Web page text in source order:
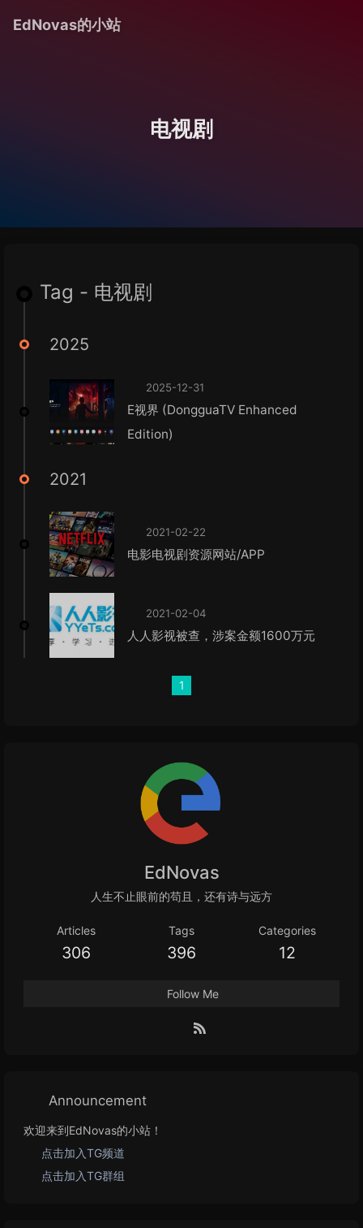
EdNovas的小站
电视剧
Tag - 电视剧
2025
2025-12-31
E视界 (DongguaTV Enhanced
Edition)
2021
2021-02-22
电影电视剧资源网站/APP
2021-02-04
人人影视被查，涉案金额1600万元
1
EdNovas
人生不止眼前的苟且，还有诗与远方
Articles
306
Tags
396
Categories
12
Follow Me
Announcement
欢迎来到EdNovas的小站！
点击加入TG频道
点击加入TG群组